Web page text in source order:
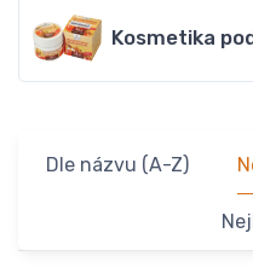
Kosmetika
Dle názvu (A-Z)